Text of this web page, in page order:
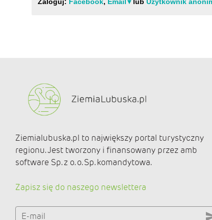
Ziemialubuska.pl to największy portal turystyczny
regionu. Jest tworzony i finansowany przez amb
software Sp. z o. o. Sp. komandytowa.
Zapisz się do naszego newslettera
E-mail